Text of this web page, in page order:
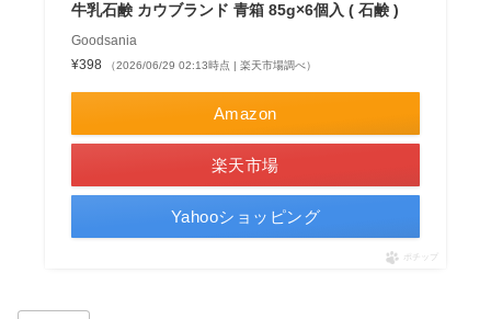
牛乳石鹸 カウブランド 青箱 85g×6個入 ( 石鹸 )
Goodsania
¥398
（2026/06/29 02:13時点 | 楽天市場調べ）
Amazon
楽天市場
Yahooショッピング
ポチップ